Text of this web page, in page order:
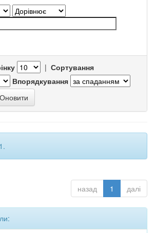
| Сортування
Впорядкування
назад 1 далі